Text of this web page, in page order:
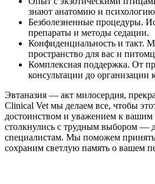
знают анатомию и психологию
Безболезненные процедуры.
препараты и методы седации.
Конфиденциальность и такт.
пространство для вас и
Комплексная поддержка. От
консультации до организации
Эвтаназия — акт милосердия,
Clinical Vet мы делаем все, чтобы
достоинством и уважением к
столкнулись с трудным выбором —
специалистам. Мы поможем
сохраним светлую память о вашем